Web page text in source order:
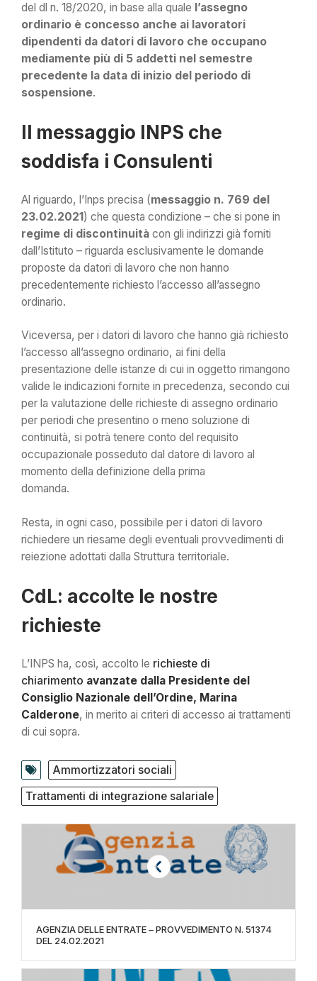
del dl n. 18/2020, in base alla quale l’assegno
ordinario è concesso anche ai lavoratori
dipendenti da datori di lavoro che occupano
mediamente più di 5 addetti nel semestre
precedente la data di inizio del periodo di
sospensione.
Il messaggio INPS che
soddisfa i Consulenti
Al riguardo, l’Inps precisa (messaggio n. 769 del
23.02.2021) che questa condizione – che si pone in
regime di discontinuità con gli indirizzi già forniti
dall’Istituto – riguarda esclusivamente le domande
proposte da datori di lavoro che non hanno
precedentemente richiesto l’accesso all’assegno
ordinario.
Viceversa, per i datori di lavoro che hanno già richiesto
l’accesso all’assegno ordinario, ai fini della
presentazione delle istanze di cui in oggetto rimangono
valide le indicazioni fornite in precedenza, secondo cui
per la valutazione delle richieste di assegno ordinario
per periodi che presentino o meno soluzione di
continuità, si potrà tenere conto del requisito
occupazionale posseduto dal datore di lavoro al
momento della definizione della prima
domanda.
Resta, in ogni caso, possibile per i datori di lavoro
richiedere un riesame degli eventuali provvedimenti di
reiezione adottati dalla Struttura territoriale.
CdL: accolte le nostre
richieste
L’INPS ha, così, accolto le richieste di
chiarimento avanzate dalla Presidente del
Consiglio Nazionale dell’Ordine, Marina
Calderone, in merito ai criteri di accesso ai trattamenti
di cui sopra.
Ammortizzatori sociali
Trattamenti di integrazione salariale
AGENZIA DELLE ENTRATE – PROVVEDIMENTO N. 51374
DEL 24.02.2021